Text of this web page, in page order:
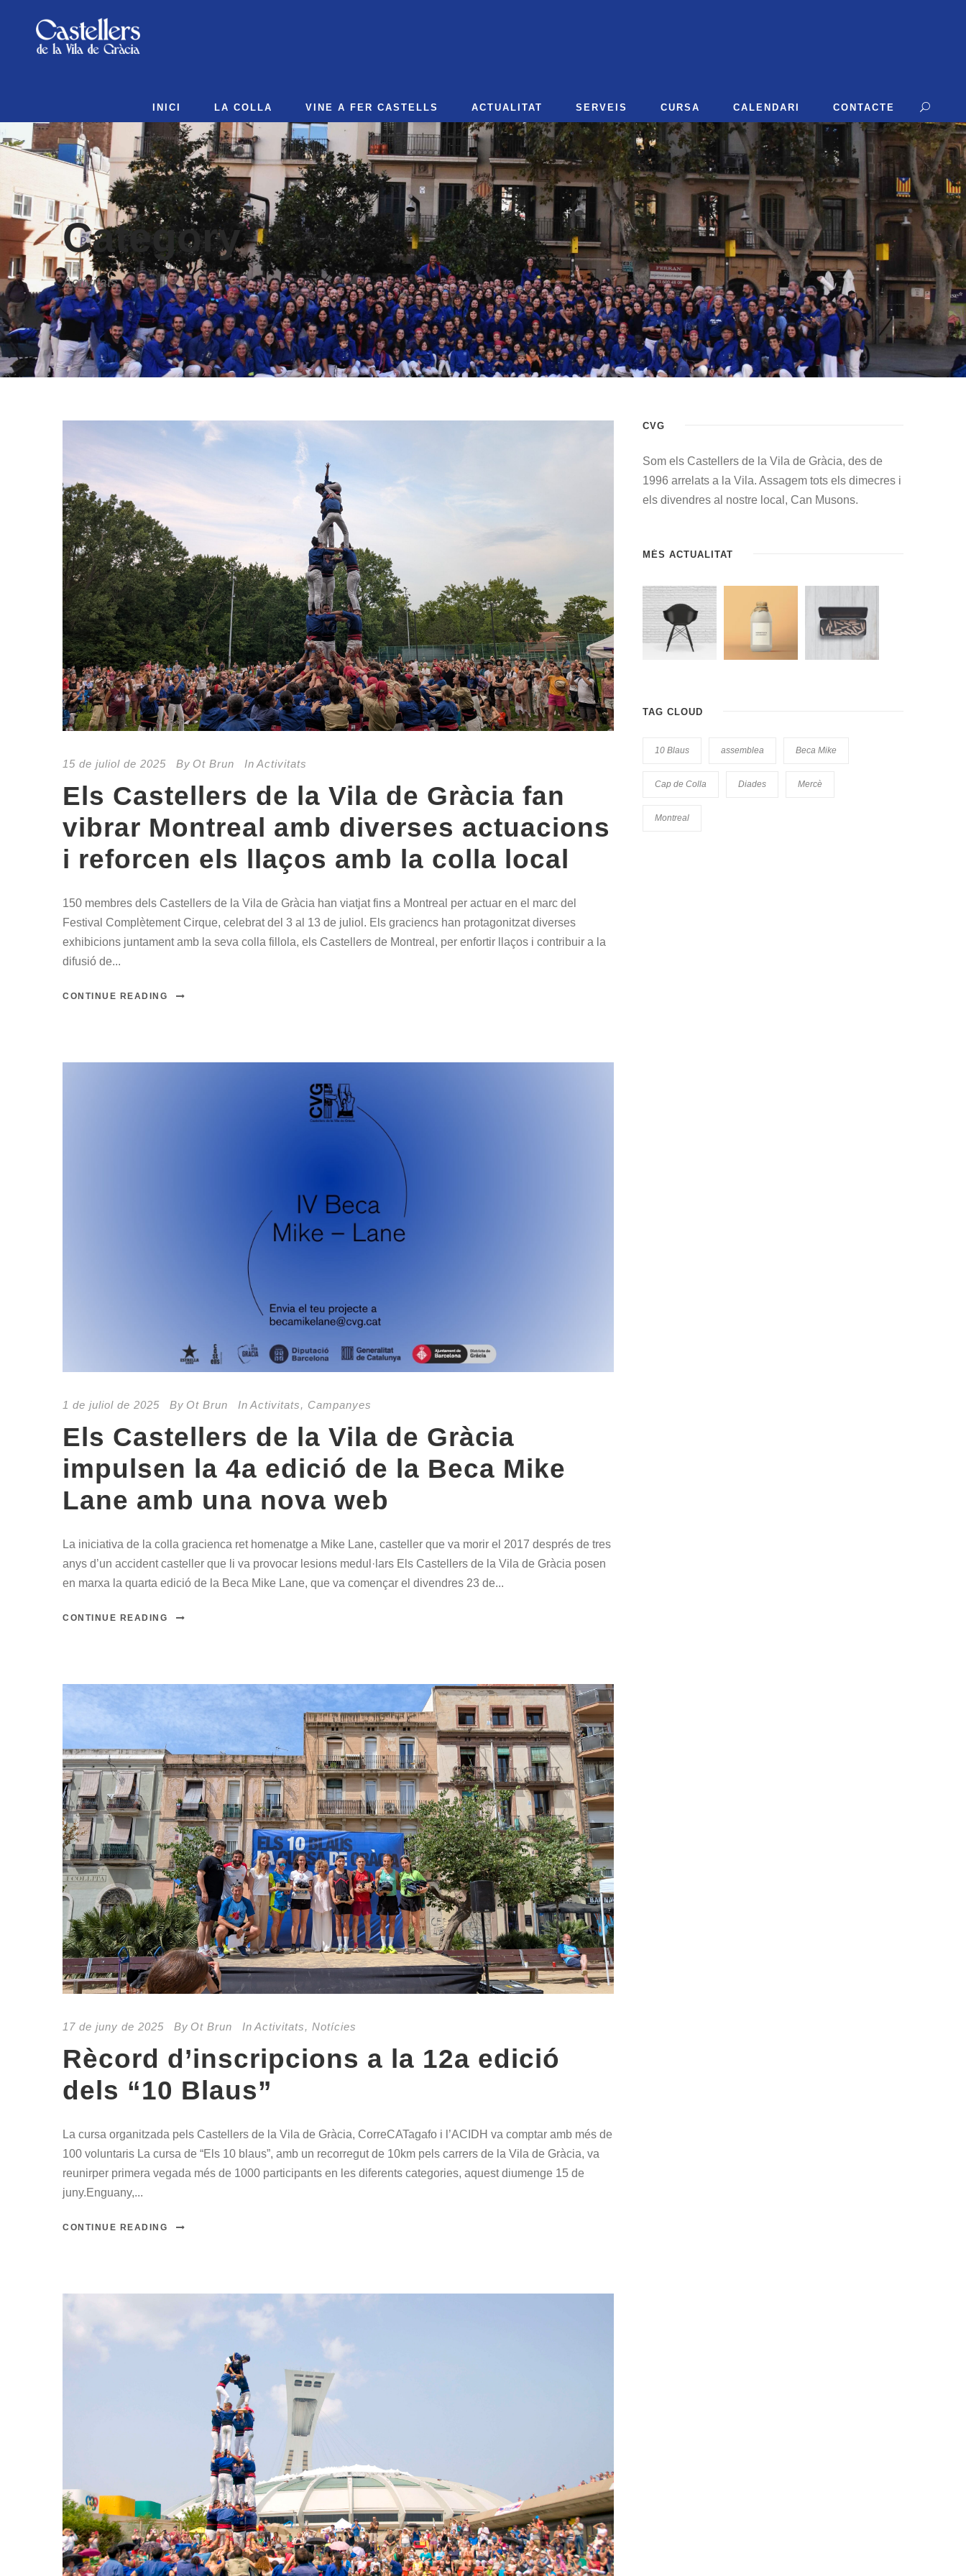
INICI LA COLLA VINE A FER CASTELLS ACTUALITAT SERVEIS CURSA CALENDARI CONTACTE
Category
Activitats
15 de juliol de 2025 By Ot Brun In Activitats
Els Castellers de la Vila de Gràcia fan
vibrar Montreal amb diverses actuacions
i reforcen els llaços amb la colla local
150 membres dels Castellers de la Vila de Gràcia han viatjat fins a Montreal per actuar en el marc del
Festival Complètement Cirque, celebrat del 3 al 13 de juliol. Els graciencs han protagonitzat diverses
exhibicions juntament amb la seva colla fillola, els Castellers de Montreal, per enfortir llaços i contribuir a la
difusió de...
CONTINUE READING
1 de juliol de 2025 By Ot Brun In Activitats, Campanyes
Els Castellers de la Vila de Gràcia
impulsen la 4a edició de la Beca Mike
Lane amb una nova web
La iniciativa de la colla gracienca ret homenatge a Mike Lane, casteller que va morir el 2017 després de tres
anys d’un accident casteller que li va provocar lesions medul·lars Els Castellers de la Vila de Gràcia posen
en marxa la quarta edició de la Beca Mike Lane, que va començar el divendres 23 de...
CONTINUE READING
17 de juny de 2025 By Ot Brun In Activitats, Notícies
Rècord d’inscripcions a la 12a edició
dels “10 Blaus”
La cursa organitzada pels Castellers de la Vila de Gràcia, CorreCATagafo i l’ACIDH va comptar amb més de
100 voluntaris La cursa de “Els 10 blaus”, amb un recorregut de 10km pels carrers de la Vila de Gràcia, va
reunirper primera vegada més de 1000 participants en les diferents categories, aquest diumenge 15 de
juny.Enguany,...
CONTINUE READING
CVG
Som els Castellers de la Vila de Gràcia, des de
1996 arrelats a la Vila. Assagem tots els dimecres i
els divendres al nostre local, Can Musons.
MÉS ACTUALITAT
TAG CLOUD
10 Blaus assemblea Beca Mike
Cap de Colla Diades Mercè
Montreal